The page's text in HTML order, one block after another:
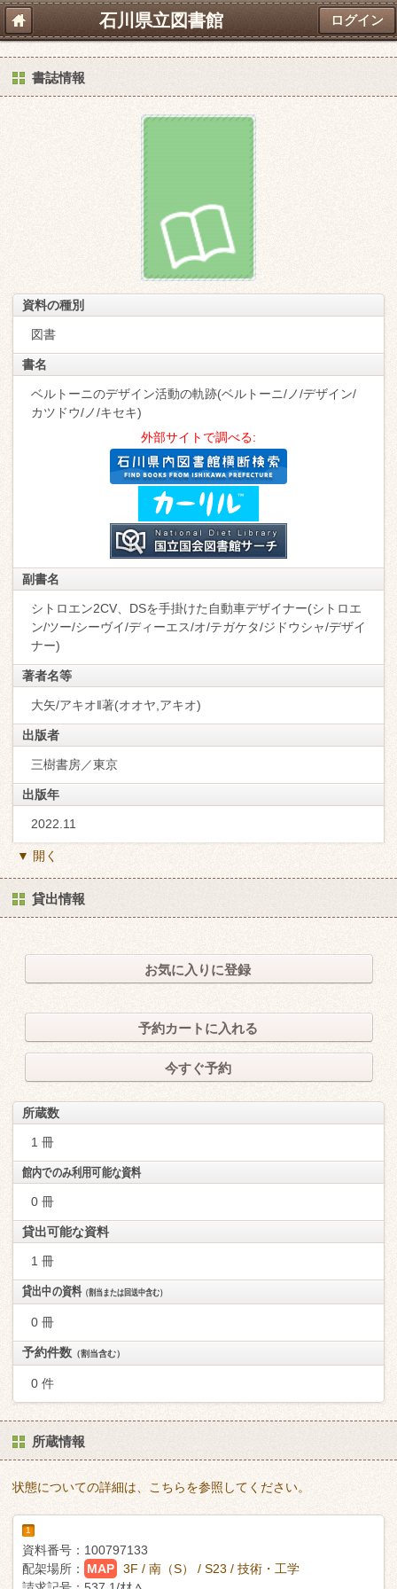
石川県立図書館 ログイン
書誌情報
資料の種別
図書
書名
ベルトーニのデザイン活動の軌跡(ベルトーニ/ノ/デザイン/
カツドウ/ノ/キセキ)
外部サイトで調べる:
副書名
シトロエン2CV、DSを手掛けた自動車デザイナー(シトロエ
ン/ツー/シーヴイ/ディーエス/オ/テガケタ/ジドウシャ/デザイ
ナー)
著者名等
大矢/アキオ‖著(オオヤ,アキオ)
出版者
三樹書房／東京
出版年
2022.11
▼ 開く
貸出情報
お気に入りに登録
予約カートに入れる
今すぐ予約
所蔵数
1 冊
館内でのみ利用可能な資料
0 冊
貸出可能な資料
1 冊
貸出中の資料（割当または回送中含む）
0 冊
予約件数 （割当含む）
0 件
所蔵情報
状態についての詳細は、こちらを参照してください。
1
資料番号： 100797133
配架場所：
MAP
3F / 南（S） / S23 / 技術・工学